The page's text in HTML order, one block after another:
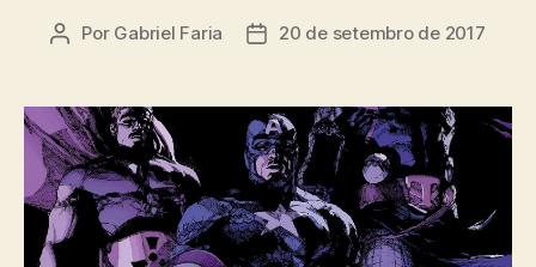
Autor
Por Gabriel Faria
Data20 de setembro de 2017